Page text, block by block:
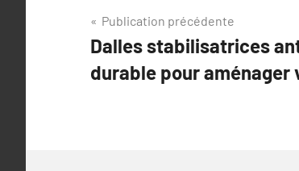
Navigation
de
l’article
Publication précédente
Dalles stabilisatrices
durable pour aménager